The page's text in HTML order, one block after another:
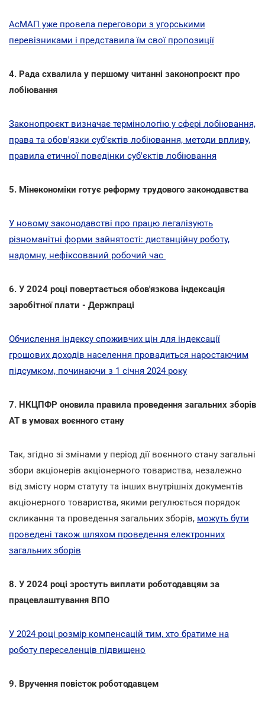
АсМАП уже провела переговори з угорськими
перевізниками і представила їм свої пропозиції
4. Рада схвалила у першому читанні законопроєкт про
лобіювання
Законопроєкт визначає термінологію у сфері лобіювання,
права та обов'язки суб'єктів лобіювання, методи впливу,
правила етичної поведінки суб'єктів лобіювання
5. Мінекономіки готує реформу трудового законодавства
У новому законодавстві про працю легалізують
різноманітні форми зайнятості: дистанційну роботу,
надомну, нефіксований робочий час
6. У 2024 році повертається обов'язкова індексація
заробітної плати - Держпраці
Обчислення індексу споживчих цін для індексації
грошових доходів населення провадиться наростаючим
підсумком, починаючи з 1 січня 2024 року
7. НКЦПФР оновила правила проведення загальних зборів
АТ в умовах воєнного стану
Так, згідно зі змінами у період дії воєнного стану загальні
збори акціонерів акціонерного товариства, незалежно
від змісту норм статуту та інших внутрішніх документів
акціонерного товариства, якими регулюється порядок
скликання та проведення загальних зборів, можуть бути
проведені також шляхом проведення електронних
загальних зборів
8. У 2024 році зростуть виплати роботодавцям за
працевлаштування ВПО
У 2024 році розмір компенсацій тим, хто братиме на
роботу переселенців підвищено
9. Вручення повісток роботодавцем